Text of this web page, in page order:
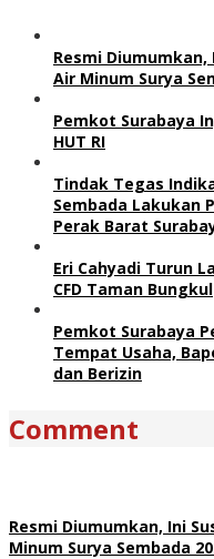
Resmi Diumumkan,
Air Minum Surya
Pemkot Surabaya
HUT RI
Tindak Tegas
Sembada Lakukan
Perak Barat
Eri Cahyadi Turun
CFD Taman Bungkul
Pemkot Surabaya
Tempat Usaha,
dan Berizin
Comment
Resmi Diumumkan, Ini
Minum Surya Sembada